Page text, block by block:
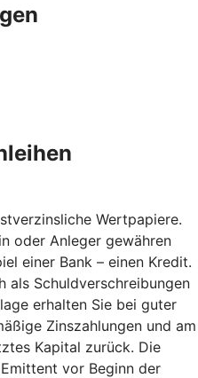
Wertpapiere.
oder Anleger gewähren
einer Bank – einen Kredit.
als Schuldverschreibungen
erhalten Sie bei guter
Zinszahlungen und am
Kapital zurück. Die
vor Beginn der